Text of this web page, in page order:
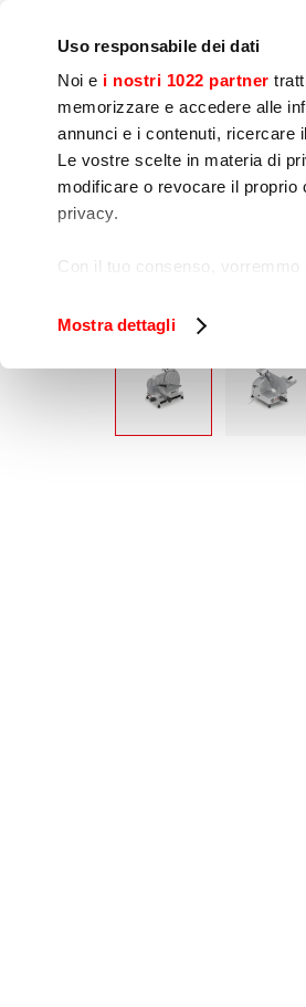
Uso responsabile dei dati
Noi e i nostri 1022 partner
memorizzare e accedere alle
annunci e i contenuti, ricercare
Le vostre scelte in materia di
modificare o revocare il
privacy.
Con il tuo consenso, vorremmo
Identificare il tuo
tuo consenso in qualsiasi
Utilizziamo i cookie per
funzionalità dei social media e
sito con i nostri partner che si
Mostra dettagli
烹饪 食